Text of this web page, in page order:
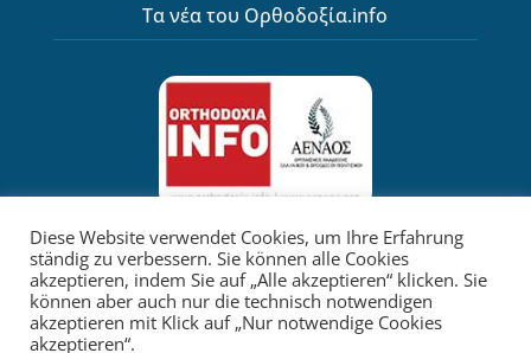
Τα νέα του Ορθοδοξία.info
Το κανάλι μας στο YouTube
Diese Website verwendet Cookies, um Ihre Erfahrung
ständig zu verbessern. Sie können alle Cookies
akzeptieren, indem Sie auf „Alle akzeptieren“ klicken. Sie
können aber auch nur die technisch notwendigen
akzeptieren mit Klick auf „Nur notwendige Cookies
akzeptieren“.